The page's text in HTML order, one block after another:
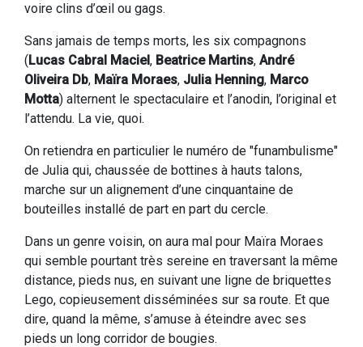
voire clins d’œil ou gags.
Sans jamais de temps morts, les six compagnons
(Lucas Cabral Maciel, Beatrice Martins, André
Oliveira Db, Maïra Moraes, Julia Henning, Marco
Motta) alternent le spectaculaire et l’anodin, l’original et
l’attendu. La vie, quoi.
On retiendra en particulier le numéro de "funambulisme"
de Julia qui, chaussée de bottines à hauts talons,
marche sur un alignement d’une cinquantaine de
bouteilles installé de part en part du cercle.
Dans un genre voisin, on aura mal pour Maïra Moraes
qui semble pourtant très sereine en traversant la même
distance, pieds nus, en suivant une ligne de briquettes
Lego, copieusement disséminées sur sa route. Et que
dire, quand la même, s’amuse à éteindre avec ses
pieds un long corridor de bougies.